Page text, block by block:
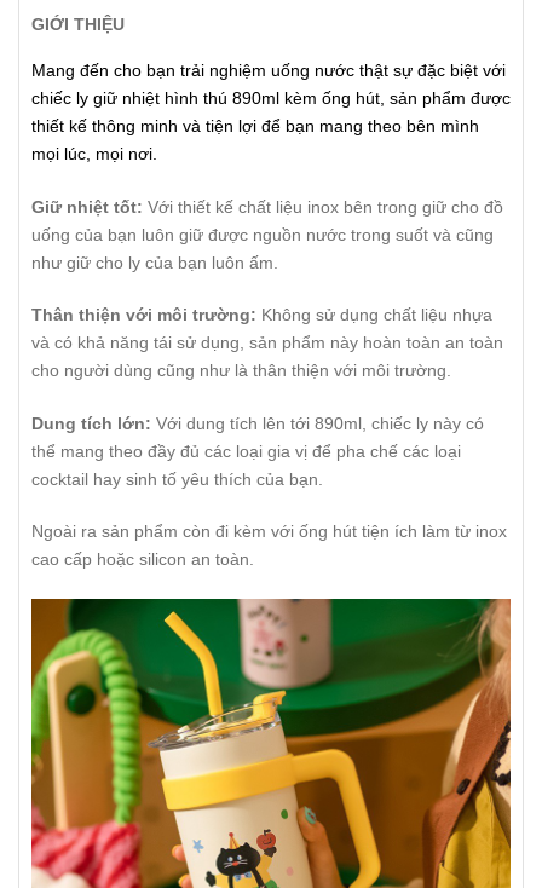
GIỚI THIỆU
Mang đến cho bạn trải nghiệm uống nước thật sự đặc biệt với
chiếc ly giữ nhiệt hình thú 890ml kèm ống hút, sản phẩm được
thiết kế thông minh và tiện lợi để bạn mang theo bên mình
mọi lúc, mọi nơi.
Giữ nhiệt tốt: Với thiết kế chất liệu inox bên trong giữ cho đồ
uống của bạn luôn giữ được nguồn nước trong suốt và cũng
như giữ cho ly của bạn luôn ấm.
Thân thiện với môi trường: Không sử dụng chất liệu nhựa
và có khả năng tái sử dụng, sản phẩm này hoàn toàn an toàn
cho người dùng cũng như là thân thiện với môi trường.
Dung tích lớn: Với dung tích lên tới 890ml, chiếc ly này có
thể mang theo đầy đủ các loại gia vị để pha chế các loại
cocktail hay sinh tố yêu thích của bạn.
Ngoài ra sản phẩm còn đi kèm với ống hút tiện ích làm từ inox
cao cấp hoặc silicon an toàn.